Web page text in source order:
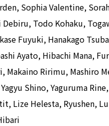
Sophia Valentine,
Todo Kohaku,
Fuyuki, Hanakago
Ayato, Hibachi Mana,
Makaino Ririmu, Mashiro
Shino, Yaguruma
Lize Helesta, Ryushen,